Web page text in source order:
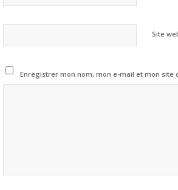
Site
Enregistrer mon nom, mon e-mail et mon